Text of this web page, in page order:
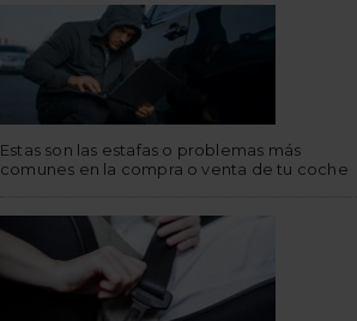
Estas son las estafas o problemas más
comunes en la compra o venta de tu coche